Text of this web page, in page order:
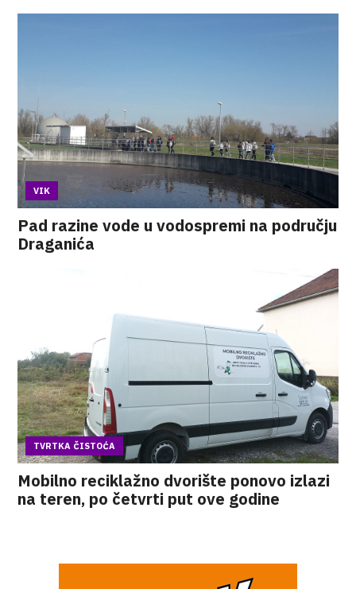
VIK
Pad razine vode u vodospremi na području
Draganića
TVRTKA ČISTOĆA
Mobilno reciklažno dvorište ponovo izlazi
na teren, po četvrti put ove godine